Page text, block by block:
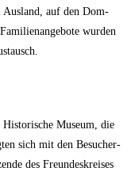
Aus­land, auf den Dom­
wur­den
His­to­ri­sche Muse­um, die
sich mit den Besu­cher­
des Freun­des­krei­ses